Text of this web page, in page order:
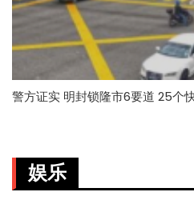
警方证实 明封锁隆市6要道 25个
娱乐